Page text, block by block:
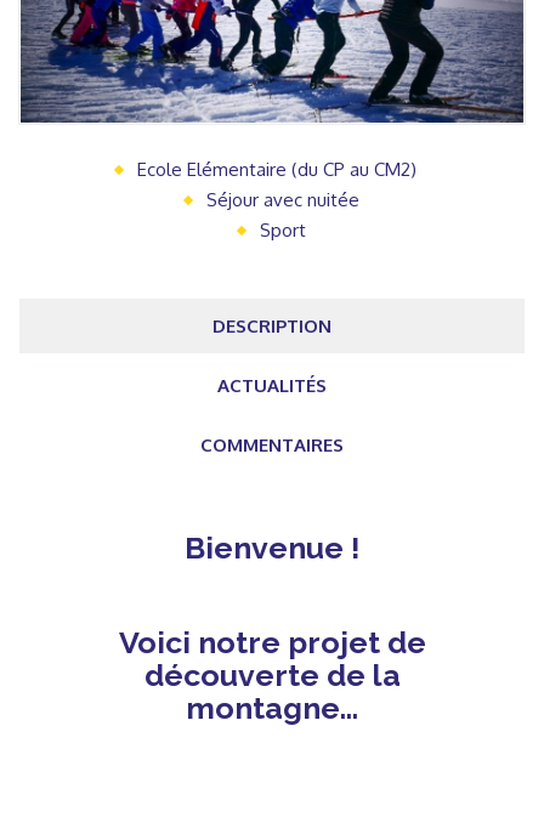
Ecole Elémentaire (du CP au CM2)
Séjour avec nuitée
Sport
DESCRIPTION
ACTUALITÉS
COMMENTAIRES
Bienvenue !
Voici notre projet de
découverte de la
montagne...